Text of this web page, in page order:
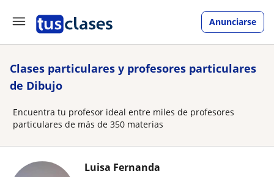
Anunciarse
Clases particulares y profesores particulares
de Dibujo
Encuentra tu profesor ideal entre miles de profesores
particulares de más de 350 materias
Luisa Fernanda